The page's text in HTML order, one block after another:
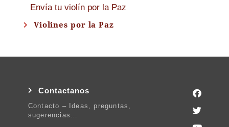
Envía tu violín por la Paz
Violines por la Paz
Contactanos
Contacto – Ideas, preguntas,
sugerencias…